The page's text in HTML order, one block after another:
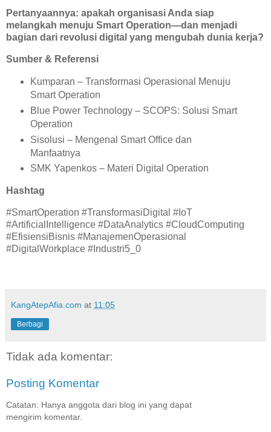
Pertanyaannya: apakah organisasi Anda siap
melangkah menuju Smart Operation—dan menjadi
bagian dari revolusi digital yang mengubah dunia kerja?
Sumber & Referensi
Kumparan – Transformasi Operasional Menuju
Smart Operation
Blue Power Technology – SCOPS: Solusi Smart
Operation
Sisolusi – Mengenal Smart Office dan
Manfaatnya
SMK Yapenkos – Materi Digital Operation
Hashtag
#SmartOperation #TransformasiDigital #IoT
#ArtificialIntelligence #DataAnalytics #CloudComputing
#EfisiensiBisnis #ManajemenOperasional
#DigitalWorkplace #Industri5_0
KangAtepAfia.com at 11:05
Berbagi
Tidak ada komentar:
Posting Komentar
Catatan: Hanya anggota dari blog ini yang dapat
mengirim komentar.